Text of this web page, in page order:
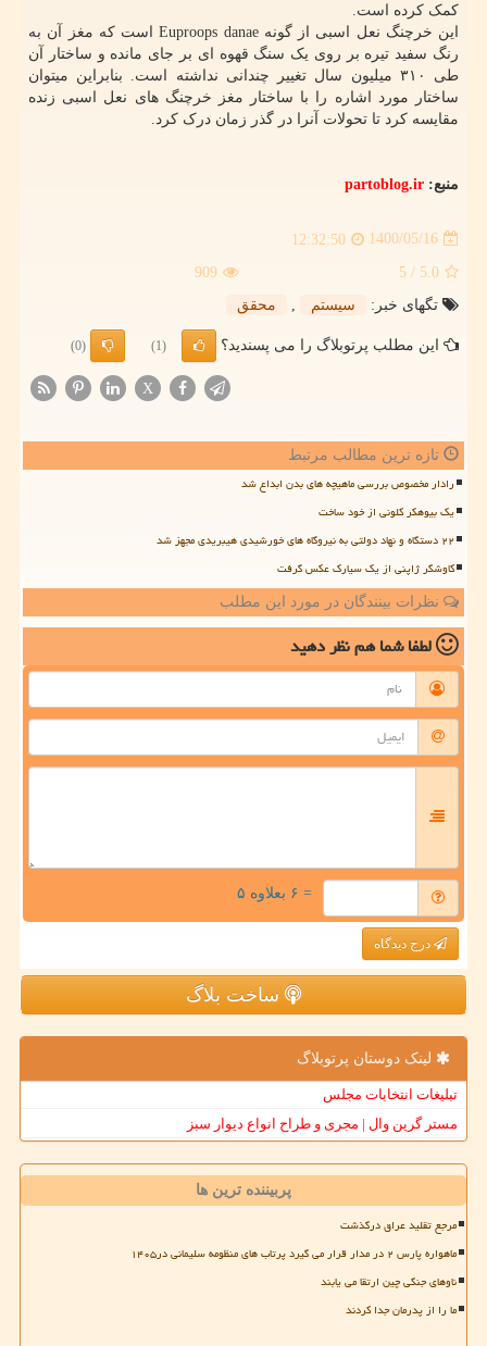
کمک کرده است.
این خرچنگ نعل اسبی از گونه Euproops danae است که مغز آن به
رنگ سفید تیره بر روی یک سنگ قهوه ای بر جای مانده و ساختار آن
طی ۳۱۰ میلیون سال تغییر چندانی نداشته است. بنابراین میتوان
ساختار مورد اشاره را با ساختار مغز خرچنگ های نعل اسبی زنده
مقایسه کرد تا تحولات آنرا در گذر زمان درک کرد.
منبع: partoblog.ir
1400/05/16
12:32:50
5.0
/ 5
909
تگهای خبر:
سیستم محقق
این مطلب پرتوبلاگ را می پسندید؟ (1)
(0)
X
تازه ترین مطالب مرتبط
رادار مخصوص بررسی ماهیچه های بدن ابداع شد
یک بیوهکر کلونی از خود ساخت
۲۲ دستگاه و نهاد دولتی به نیروگاه های خورشیدی هیبریدی مجهز شد
کاوشگر ژاپنی از یک سیارک عکس گرفت
نظرات بینندگان در مورد این مطلب
لطفا شما همنظر دهید
= ۶ بعلاوه ۵
درج دیدگاه
ساخت بلاگ
لینک دوستان پرتوبلاگ
تبلیغات انتخابات مجلس
مستر گرین وال | مجری و طراح انواع دیوار سبز
پربیننده ترین ها
مرجع تقلید عراق درگذشت
ماهواره پارس ۲ در مدار قرار می گیرد پرتاب های منظومه سلیمانی در۱۴۰۵
ناوهای جنگی چین ارتقا می یابند
ما را از پدرمان جدا کردند